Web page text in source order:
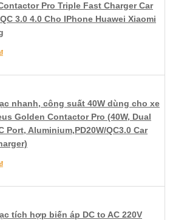
Pro Triple Fast Charger Car
3.0 4.0 Cho IPhone Huawei Xiaomi
₫
nhanh, công suất 40W dùng cho xe
Golden Contactor Pro (40W, Dual
Port, Aluminium,PD20W/QC3.0 Car
₫
tích hợp biến áp DC to AC 220V